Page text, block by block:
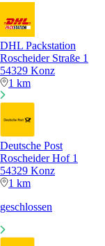
DHL Packstation
Roscheider Straße 1
54329 Konz
1 km
Deutsche Post
Roscheider Hof 1
54329 Konz
1 km
geschlossen